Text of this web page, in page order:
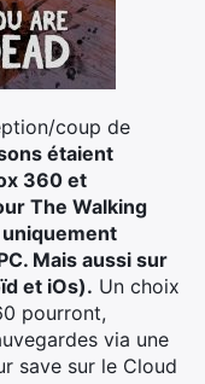
coup de
étaient
360 et
The Walking
uniquement
Mais aussi sur
et iOs). Un choix
pourront,
via une
save sur le Cloud